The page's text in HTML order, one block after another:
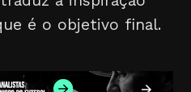
é o objetivo final.